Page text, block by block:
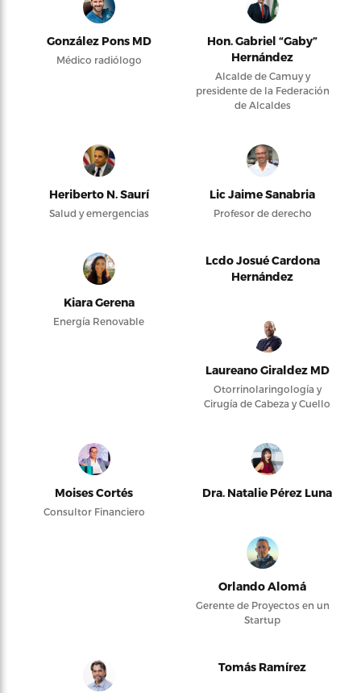
González Pons MD
Médico radiólogo
Hon. Gabriel “Gaby”
Hernández
Alcalde de Camuy y
presidente de la Federación
de Alcaldes
Heriberto N. Saurí
Salud y emergencias
Lic Jaime Sanabria
Profesor de derecho
Kiara Gerena
Energía Renovable
Lcdo Josué Cardona
Hernández
Laureano Giraldez MD
Otorrinolaringología y
Cirugía de Cabeza y Cuello
Moises Cortés
Consultor Financiero
Dra. Natalie Pérez Luna
Orlando Alomá
Gerente de Proyectos en un
Startup
Tomás Ramírez